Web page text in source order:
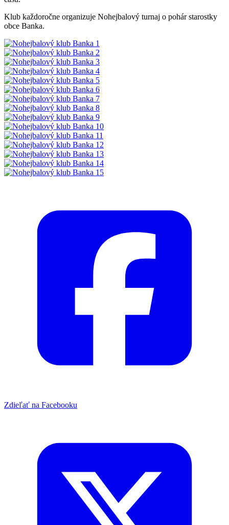
Klub každoročne organizuje Nohejbalový turnaj o pohár starostky
obce Banka.
Zdieľať na Facebooku